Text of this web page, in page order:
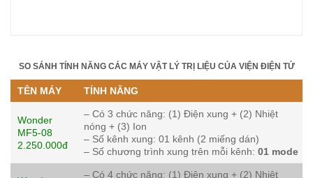
SO SÁNH TÍNH NĂNG CÁC MÁY VẬT LÝ TRỊ LIỆU CỦA VIỆN ĐIỆN TỬ
TÊN MÁY TÍNH NĂNG
Wonder
MF5-08
2.250.000đ
– Có 3 chức năng: (1) Điện xung + (2) Nhiệt
nóng + (3) Ion
– Số kênh xung: 01 kênh (2 miếng dán)
– Số chương trình xung trên mỗi kênh:01 mode
– Có 4 chức năng: (1) Điện xung + (2) Nhiệt